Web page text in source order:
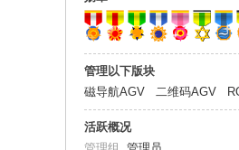
管理以下版块
磁导航AGV
二维码AGV
活跃概况